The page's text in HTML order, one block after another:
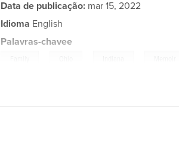
Data de publicação: mar 15, 2022
Idioma English
Palavras-chavee